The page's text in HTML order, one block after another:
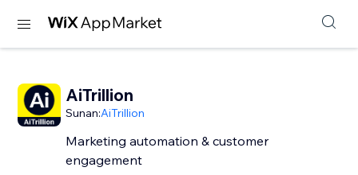
AiTrillion
Sunan:AiTrillion
Marketing automation & customer
engagement